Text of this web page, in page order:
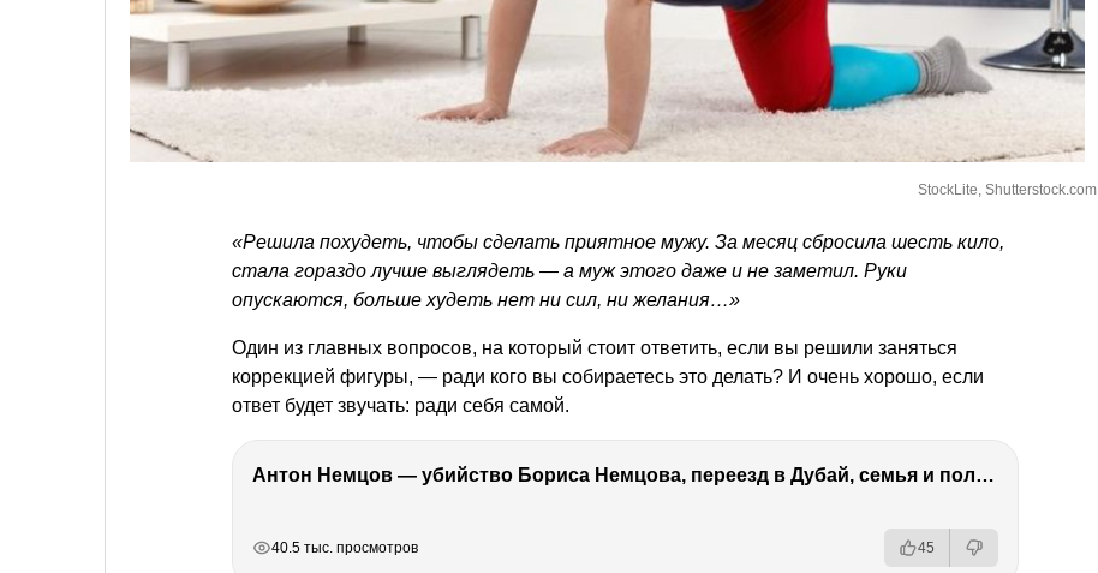
StockLite, Shutterstock.com
«Решила похудеть, чтобы сделать приятное мужу. За месяц сбросила шесть кило,
стала гораздо лучше выглядеть — а муж этого даже и не заметил. Руки
опускаются, больше худеть нет ни сил, ни желания…»
Один из главных вопросов, на который стоит ответить, если вы решили заняться
коррекцией фигуры, — ради кого вы собираетесь это делать? И очень хорошо, если
ответ будет звучать: ради себя самой.
Антон Немцов — убийство Бориса Немцова, переезд в Дубай, семья и политика
40.5 тыс. просмотров 45